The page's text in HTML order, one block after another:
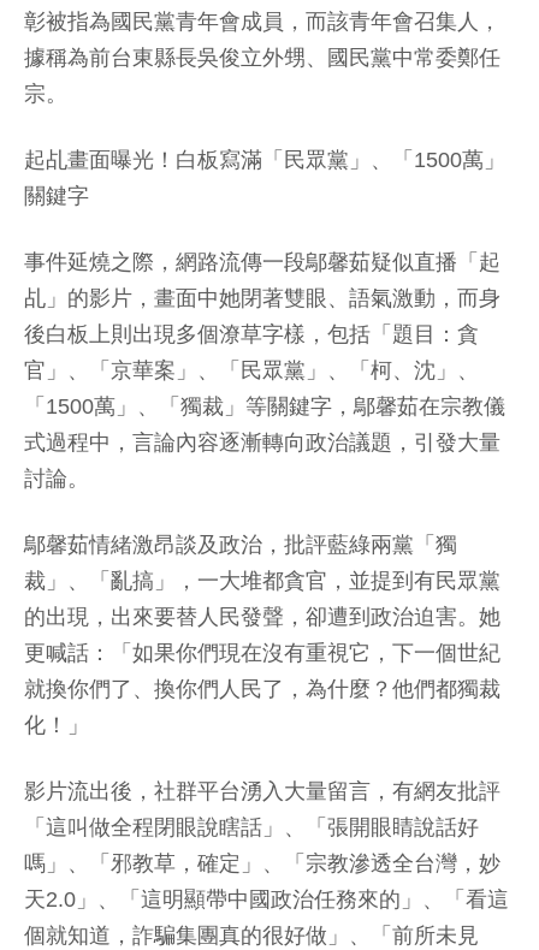
彰被指為國民黨青年會成員，而該青年會召集人，
據稱為前台東縣長吳俊立外甥、國民黨中常委鄭任
宗。
起乩畫面曝光！白板寫滿「民眾黨」、「1500萬」
關鍵字
事件延燒之際，網路流傳一段鄔馨茹疑似直播「起
乩」的影片，畫面中她閉著雙眼、語氣激動，而身
後白板上則出現多個潦草字樣，包括「題目：貪
官」、「京華案」、「民眾黨」、「柯、沈」、
「1500萬」、「獨裁」等關鍵字，鄔馨茹在宗教儀
式過程中，言論內容逐漸轉向政治議題，引發大量
討論。
鄔馨茹情緒激昂談及政治，批評藍綠兩黨「獨
裁」、「亂搞」，一大堆都貪官，並提到有民眾黨
的出現，出來要替人民發聲，卻遭到政治迫害。她
更喊話：「如果你們現在沒有重視它，下一個世紀
就換你們了、換你們人民了，為什麼？他們都獨裁
化！」
影片流出後，社群平台湧入大量留言，有網友批評
「這叫做全程閉眼說瞎話」、「張開眼睛說話好
嗎」、「邪教草，確定」、「宗教滲透全台灣，妙
天2.0」、「這明顯帶中國政治任務來的」、「看這
個就知道，詐騙集團真的很好做」、「前所未見